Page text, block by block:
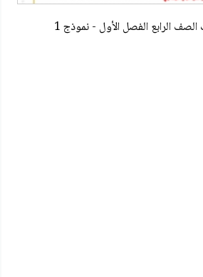
الرابع الفصل الأول - نموذج 1